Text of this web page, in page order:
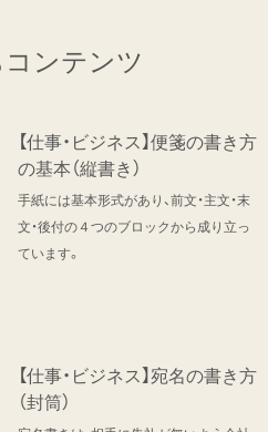
ンテンツ
【仕事・ビジネス】便箋の書き方
の基本（縦書き）
手紙には基本形式があり、前文・主文・末
文・後付の４つのブロックから成り立っ
ています。
【仕事・ビジネス】宛名の書き方
（封筒）